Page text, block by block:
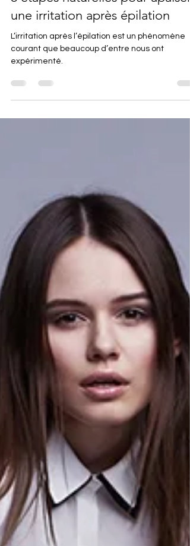
6 étapes naturelles pour apaiser
une irritation après épilation
L’irritation après l’épilation est un phénomène
courant que beaucoup d’entre nous ont